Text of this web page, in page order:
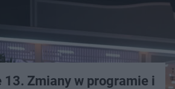
13. Zmiany w programie i